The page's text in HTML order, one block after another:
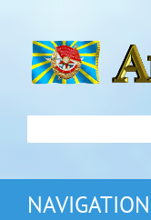
NAVIGATION